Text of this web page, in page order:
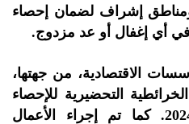
إشراف لضمان إحصاء
أي إغفال أو عد مزدوج.
الاقتصادية، من جهتها،
التحضيرية للإحصاء
العام للسكان والسكنى 2024. كما تم إجراء الأعمال